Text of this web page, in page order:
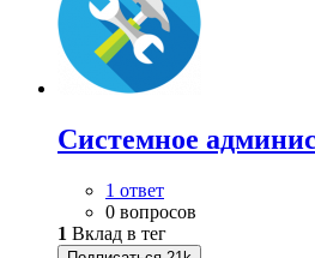
Системное
1 ответ
0 вопросов
1 Вклад в тег